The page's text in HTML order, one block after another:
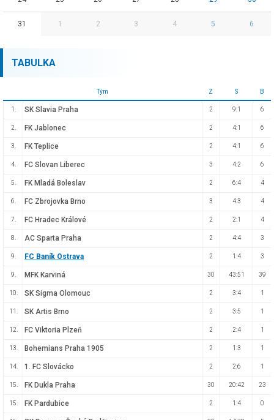
31 1 2 3 4 5 6
TABULKA
Tým Z S B
1. SK Slavia Praha 2 9:1 6
2. FK Jablonec 2 4:1 6
3. FK Teplice 2 4:1 6
4. FC Slovan Liberec 3 4:2 6
5. FK Mladá Boleslav 2 6:4 4
6. FC Zbrojovka Brno 3 4:3 4
7. FC Hradec Králové 2 2:1 4
8. AC Sparta Praha 2 4:4 3
9. FC Baník Ostrava 2 1:4 3
9. MFK Karviná 30 43:51 39
10. SK Sigma Olomouc 2 3:4 1
11. SK Artis Brno 2 3:5 1
12. FC Viktoria Plzeň 2 2:4 1
13. Bohemians Praha 1905 2 1:3 1
14. 1. FC Slovácko 2 2:6 1
15. FK Dukla Praha 30 20:42 23
15. FK Pardubice 2 1:4 0